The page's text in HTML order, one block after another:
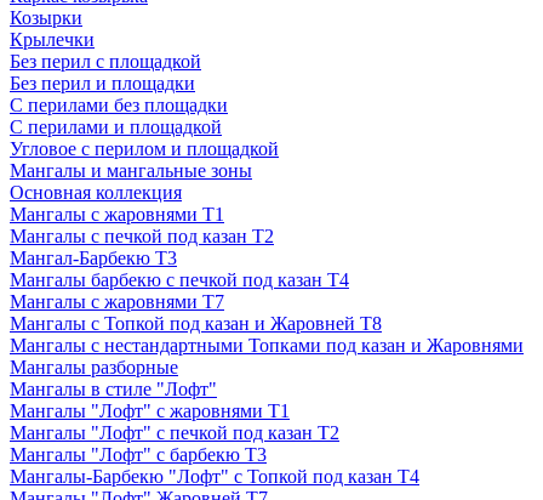
Козырки
Крылечки
Без перил с площадкой
Без перил и площадки
С перилами без площадки
С перилами и площадкой
Угловое с перилом и площадкой
Мангалы и мангальные зоны
Основная коллекция
Мангалы с жаровнями Т1
Мангалы с печкой под казан Т2
Мангал-Барбекю Т3
Мангалы барбекю с печкой под казан Т4
Мангалы с жаровнями Т7
Мангалы с Топкой под казан и Жаровней Т8
Мангалы с нестандартными Топками под казан и Жаровнями
Мангалы разборные
Мангалы в стиле "Лофт"
Мангалы "Лофт" с жаровнями Т1
Мангалы "Лофт" с печкой под казан Т2
Мангалы "Лофт" с барбекю Т3
Мангалы-Барбекю "Лофт" с Топкой под казан Т4